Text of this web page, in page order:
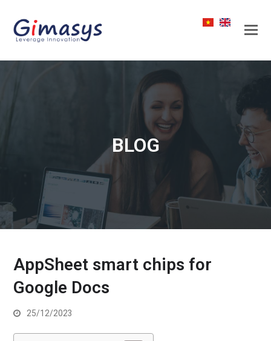
BLOG
AppSheet smart chips for
Google Docs
25/12/2023